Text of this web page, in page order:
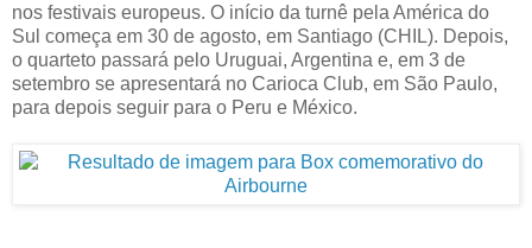
nos festivais europeus. O início da turnê pela América do
Sul começa em 30 de agosto, em Santiago (CHIL). Depois,
o quarteto passará pelo Uruguai, Argentina e, em 3 de
setembro se apresentará no Carioca Club, em São Paulo,
para depois seguir para o Peru e México.